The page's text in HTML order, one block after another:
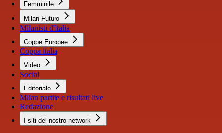
Femminile
Milan Futuro
Milanisti d'Italia
Coppe Europee
Coppa italia
Video
Social
Editoriale
Milan partite e risultati live
Redazione
I siti del nostro network